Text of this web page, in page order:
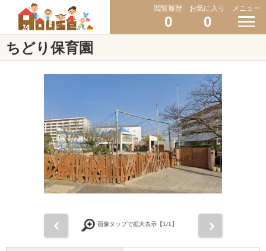
閲覧履歴
0
お気に入り
0
メニュー
ちどり保育園
画像タップで拡大表示【1/1】